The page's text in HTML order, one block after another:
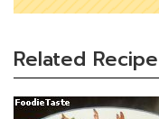
Related Recipe